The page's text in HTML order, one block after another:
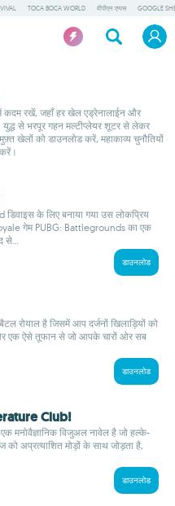
TOCA BOCA WORLD वीपीएन एप्पस GOOGLE
कदम रखें, जहाँ हर खेल एड्रेनालाईन और
से भरपूर गहन मल्टीप्लेयर शूटर से लेकर
खेलों को डाउनलोड करें, महाकाव्य चुनौतियों
के लिए बनाया गया उस लोकप्रिय
गेम PUBG: Battlegrounds का एक
से...
डाउनलोड
रोयाल है जिसमें आप दर्जनों खिलाड़ियों को
एक ऐसे तूफान से जो आपके चारों ओर सब
डाउनलोड
Club!
मनोवैज्ञानिक विजुअल नावेल है जो हल्के-
अप्रत्याशित मोड़ों के साथ जोड़ता है,
डाउनलोड